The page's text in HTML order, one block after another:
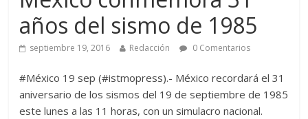
años del sismo de 1985
septiembre 19, 2016 Redacción 0 Comentarios
#México 19 sep (#istmopress).- México recordará el 31
aniversario de los sismos del 19 de septiembre de 1985
este lunes a las 11 horas, con un simulacro nacional.